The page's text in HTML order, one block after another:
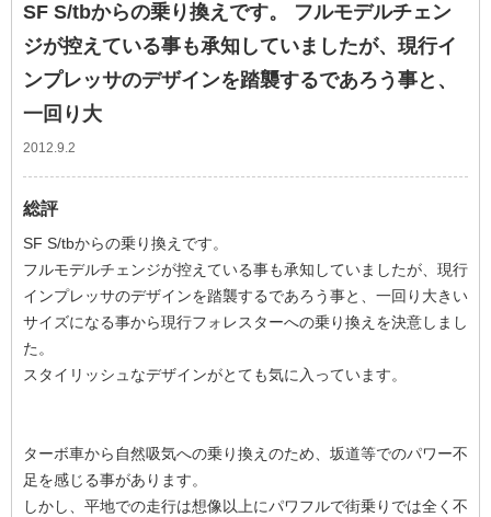
SF S/tbからの乗り換えです。 フルモデルチェン
ジが控えている事も承知していましたが、現行イ
ンプレッサのデザインを踏襲するであろう事と、
一回り大
2012.9.2
総評
SF S/tbからの乗り換えです。
フルモデルチェンジが控えている事も承知していましたが、現行
インプレッサのデザインを踏襲するであろう事と、一回り大きい
サイズになる事から現行フォレスターへの乗り換えを決意しまし
た。
スタイリッシュなデザインがとても気に入っています。
ターボ車から自然吸気への乗り換えのため、坂道等でのパワー不
足を感じる事があります。
しかし、平地での走行は想像以上にパワフルで街乗りでは全く不